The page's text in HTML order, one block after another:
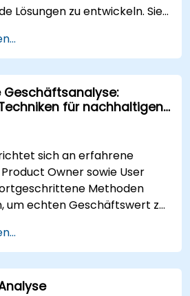
Lösungen zu entwickeln. Sie
bei der Konzeption neuer
dar. Ziel der
es sicherzustellen, dass
oder organisatorische
Zielen und
Sie trägt
sie gewährleistet, dass
angemessen, realisierbar
die geschäftlichen
sind.
für nachhaltigen
sich an erfahrene
Owner sowie User
Methoden
um echten Geschäftswert zu
lernen die
Daten zu analysieren,
Stakeholder erfolgreich
Strategien mithilfe von